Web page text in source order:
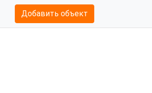
Добавить объект